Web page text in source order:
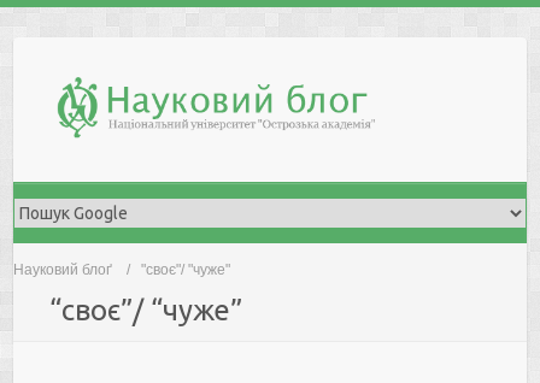
Науковий блоґ "своє"/ "чуже"
“своє”/ “чуже”